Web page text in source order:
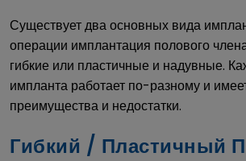
Существует два основных вида
операции имплантация полового
гибкие или пластичные и надувные.
импланта работает по-разному и
преимущества и недостатки.
Гибкий / Пластичный